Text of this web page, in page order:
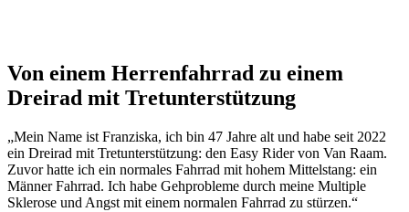
Von einem Herrenfahrrad zu einem
Dreirad mit Tretunterstützung
„Mein Name ist Franziska, ich bin 47 Jahre alt und habe seit 2022
ein Dreirad mit Tretunterstützung: den Easy Rider von Van Raam.
Zuvor hatte ich ein normales Fahrrad mit hohem Mittelstang: ein
Männer Fahrrad. Ich habe Gehprobleme durch meine Multiple
Sklerose und Angst mit einem normalen Fahrrad zu stürzen.“